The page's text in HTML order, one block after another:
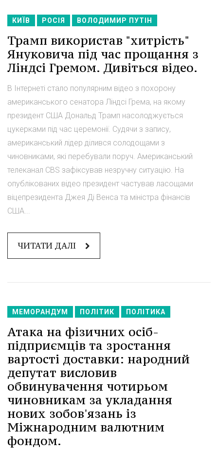
КИЇВ РОСІЯ ВОЛОДИМИР ПУТІН
Трамп використав "хитрість"
Януковича під час прощання з
Ліндсі Гремом. Дивіться відео.
В Інтернеті стало популярним відео з похорону
американського сенатора Ліндсі Грема, на якому
президент США Дональд Трамп насолоджується
цукерками під час церемонії. Судячи з запису,
американський лідер ділився солодощами з
чиновниками, які перебували поруч. Американський
телеканал CBS зафіксував незручну ситуацію. На
опублікованих відео президент частував ласощами
віцепрезидента Джея Ді Венса та міністра фінансів
США...
ЧИТАТИ ДАЛІ
МЕМОРАНДУМ ПОЛІТИК ПОЛІТИКА
Атака на фізичних осіб-
підприємців та зростання
вартості доставки: народний
депутат висловив
обвинувачення чотирьом
чиновникам за укладання
нових зобов'язань із
Міжнародним валютним
фондом.